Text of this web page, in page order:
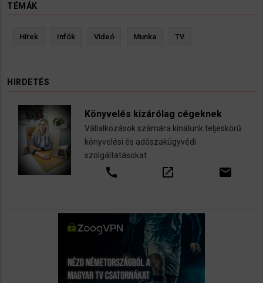
TÉMÁK
Hírek Infók Videó Munka TV
HIRDETÉS
Könyvelés kizárólag cégeknek
Vállalkozások számára kínálunk teljeskörű
könyvelési és adószakügyvédi
szolgáltatásokat
call open_in_new email